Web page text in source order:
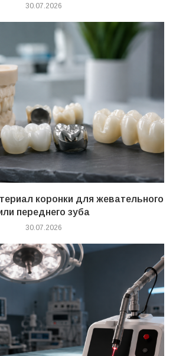
30.07.2026
коронки для жевательного
переднего зуба
30.07.2026